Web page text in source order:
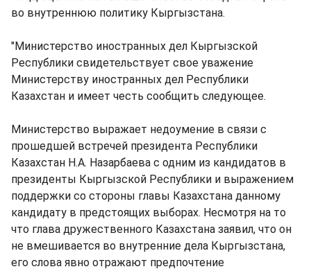
во внутреннюю политику Кыргызстана.
"Министерство иностранных дел Кыргызской
Республики свидетельствует свое уважение
Министерству иностранных дел Республики
Казахстан и имеет честь сообщить следующее.
Министерство выражает недоумение в связи с
прошедшей встречей президента Республики
Казахстан Н.А. Назарбаева с одним из кандидатов в
президенты Кыргызской Республики и выражением
поддержки со стороны главы Казахстана данному
кандидату в предстоящих выборах. Несмотря на то
что глава дружественного Казахстана заявил, что он
не вмешивается во внутренние дела Кыргызстана,
его слова явно отражают предпочтение